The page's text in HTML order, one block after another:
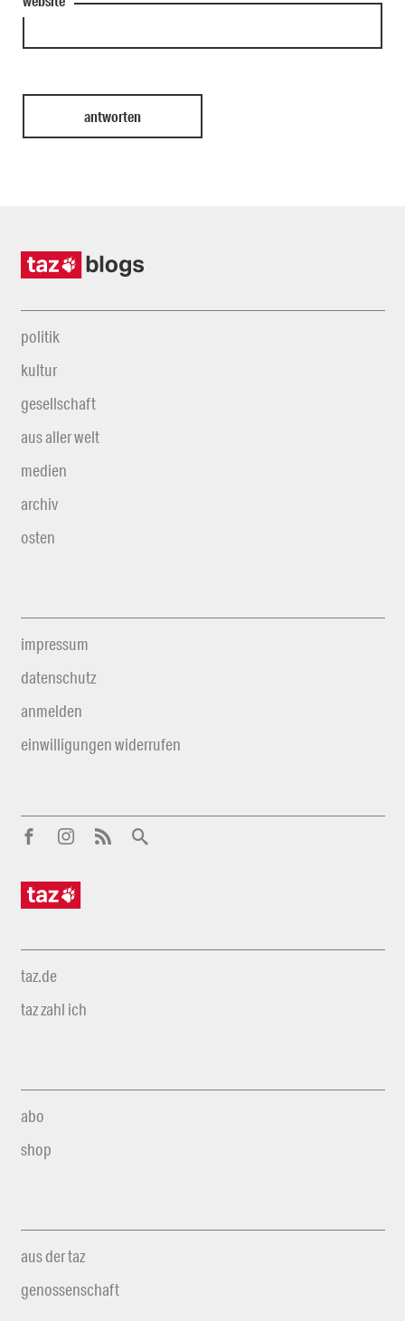
politik
kultur
gesellschaft
aus aller welt
medien
archiv
osten
impressum
datenschutz
anmelden
einwilligungen widerrufen
taz.de
taz zahl ich
abo
shop
aus der taz
genossenschaft